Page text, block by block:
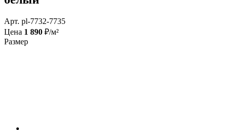
Арт. pl-7732-7735
Цена 1 890 ₽/м²
Размер